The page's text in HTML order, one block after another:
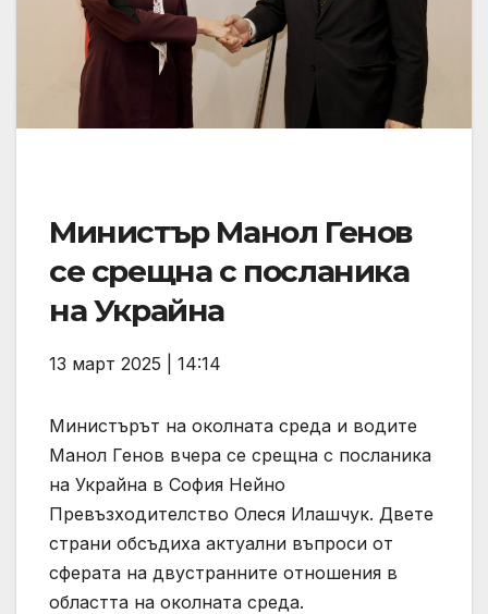
Министър Манол Генов
се срещна с посланика
на Украйна
13 март 2025 | 14:14
Министърът на околната среда и водите
Манол Генов вчера се срещна с посланика
на Украйна в София Нейно
Превъзходителство Олеся Илашчук. Двете
страни обсъдиха актуални въпроси от
сферата на двустранните отношения в
областта на околната среда.